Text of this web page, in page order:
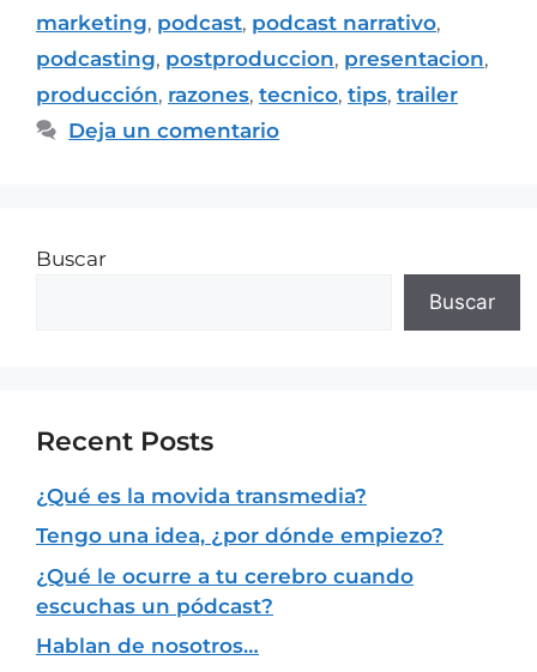
marketing, podcast, podcast narrativo,
podcasting, postproduccion, presentacion,
producción, razones, tecnico, tips, trailer
Deja un comentario
Buscar
Buscar
Recent Posts
¿Qué es la movida transmedia?
Tengo una idea, ¿por dónde empiezo?
¿Qué le ocurre a tu cerebro cuando
escuchas un pódcast?
Hablan de nosotros…